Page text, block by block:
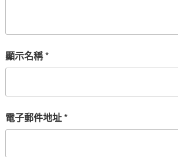
顯示名稱*
電子郵件地址*